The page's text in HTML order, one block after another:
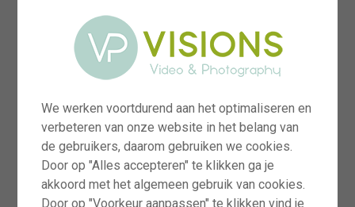
We werken voortdurend aan het optimaliseren en
verbeteren van onze website in het belang van
de gebruikers, daarom gebruiken we cookies.
Door op "Alles accepteren" te klikken ga je
akkoord met het algemeen gebruik van cookies.
Door op "Voorkeur aanpassen" te klikken vind je